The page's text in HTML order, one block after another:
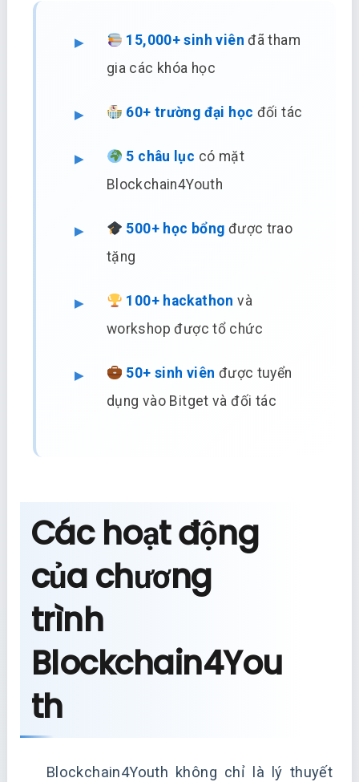
15,000+ sinh viên đã tham
gia các khóa học
60+ trường đại học đối tác
5 châu lục có mặt
Blockchain4Youth
500+ học bổng được trao
tặng
100+ hackathon và
workshop được tổ chức
50+ sinh viên được tuyển
dụng vào Bitget và đối tác
Các hoạt động
của chương
trình
Blockchain4You
th
Blockchain4Youth không chỉ là lý thuyết